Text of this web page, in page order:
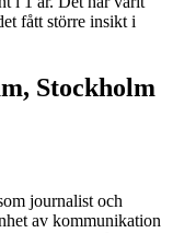
fått större insikt i
Stockholm
journalist och
av kommunikation